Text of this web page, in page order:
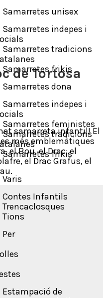
Samarretes unisex
Samarretes indepes i
Samarretes tradicions
Samarretes frikis
Samarretes dona
Samarretes indepes i
Samarretes feministes
Samarretes tradicions
Samarretes frikis
Varis
Contes Infantils
Trencaclosques
Tions
Per
Estampació de
de Tortosa
samarreta infantil! El
més emblemàtiques
el Bou, el Drac, el
el Drac Grafus, el